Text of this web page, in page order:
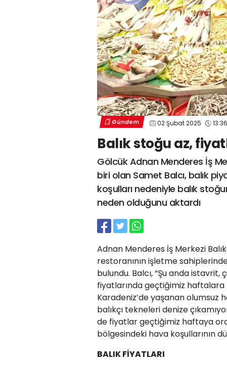
Gündem 02 Şubat 2025 13:36
Balık stoğu az,
Gölcük Adnan Menderes İş
biri olan Samet Balcı, balık
koşulları nedeniyle balık
neden olduğunu aktardı
Adnan Menderes İş Merkezi
restoranının işletme
bulundu. Balcı, “Şu anda
fiyatlarında geçtiğimiz haftalara
Karadeniz’de yaşanan olumsuz
balıkçı tekneleri denize
de fiyatlar geçtiğimiz haftaya
bölgesindeki hava koşullarının
BALIK FİYATLARI